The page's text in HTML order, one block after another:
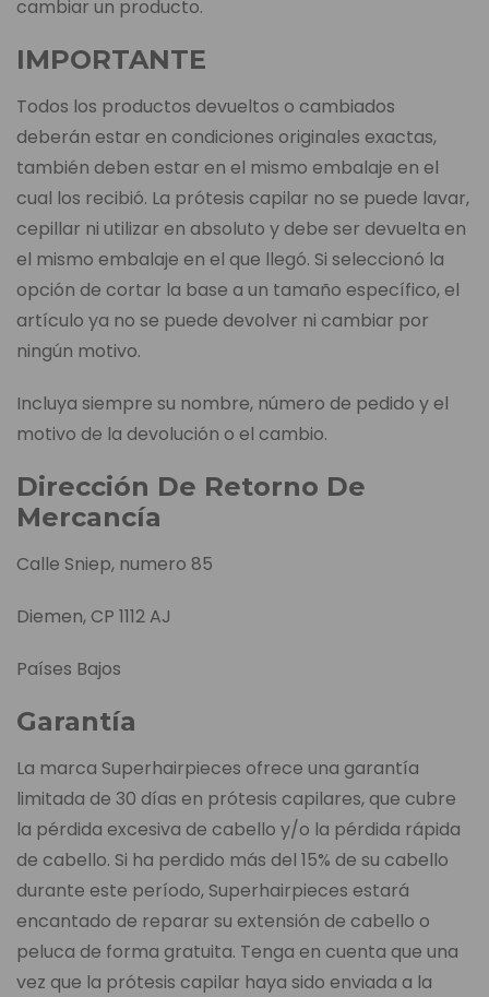
cambiar un producto.
IMPORTANTE
Todos los productos devueltos o cambiados
deberán estar en condiciones originales exactas,
también deben estar en el mismo embalaje en el
cual los recibió. La prótesis capilar no se puede lavar,
cepillar ni utilizar en absoluto y debe ser devuelta en
el mismo embalaje en el que llegó. Si seleccionó la
opción de cortar la base a un tamaño específico, el
artículo ya no se puede devolver ni cambiar por
ningún motivo.
Incluya siempre su nombre, número de pedido y el
motivo de la devolución o el cambio.
Dirección De Retorno De
Mercancía
Calle Sniep, numero 85
Diemen, CP 1112 AJ
Países Bajos
Garantía
La marca Superhairpieces ofrece una garantía
limitada de 30 días en prótesis capilares, que cubre
la pérdida excesiva de cabello y/o la pérdida rápida
de cabello. Si ha perdido más del 15% de su cabello
durante este período, Superhairpieces estará
encantado de reparar su extensión de cabello o
peluca de forma gratuita. Tenga en cuenta que una
vez que la prótesis capilar haya sido enviada a la